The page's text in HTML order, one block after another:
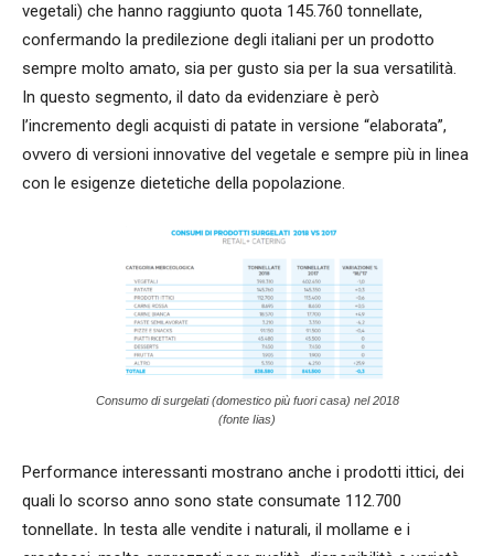
vegetali) che hanno raggiunto quota 145.760 tonnellate,
confermando la predilezione degli italiani per un prodotto
sempre molto amato, sia per gusto sia per la sua versatilità.
In questo segmento, il dato da evidenziare è però
l’incremento degli acquisti di patate in versione “elaborata”,
ovvero di versioni innovative del vegetale e sempre più in linea
con le esigenze dietetiche della popolazione.
Consumo di surgelati (domestico più fuori casa) nel 2018
(fonte Iias)
Performance interessanti mostrano anche i prodotti ittici, dei
quali lo scorso anno sono state consumate 112.700
tonnellate. In testa alle vendite i naturali, il mollame e i